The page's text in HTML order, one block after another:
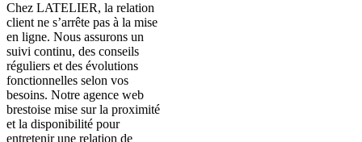
Chez LATELIER, la relation
client ne s’arrête pas à la mise
en ligne. Nous assurons un
suivi continu, des conseils
réguliers et des évolutions
fonctionnelles selon vos
besoins. Notre agence web
brestoise mise sur la proximité
et la disponibilité pour
entretenir une relation de